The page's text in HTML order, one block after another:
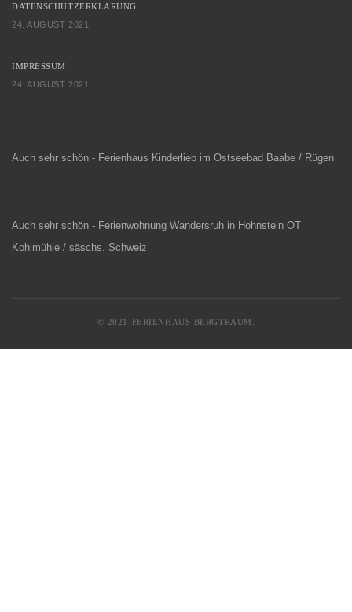
DATENSCHUTZERKLÄRUNG
24. AUGUST 2021
IMPRESSUM
24. AUGUST 2021
Auch sehr schön - Ferienhaus Kinderlieb im Ostseebad Baabe / Rügen
Auch sehr schön - Ferienwohnung Wandersruh in Hohnstein OT
Kohlmühle / säschs. Schweiz
© 2021 FERIENHAUS BERGTRAUM.